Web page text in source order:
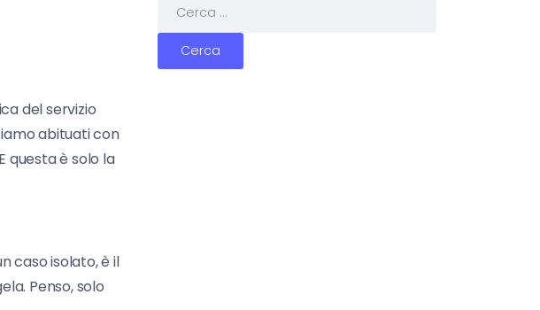
del servizio
abituati con
questa è solo la
caso isolato, è il
Penso, solo